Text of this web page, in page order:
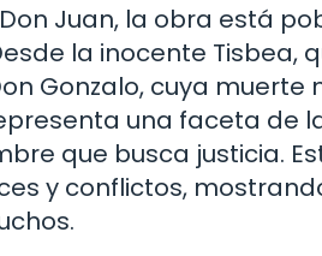
Juan, la obra está
la inocente
Gonzalo, cuya
una faceta de
que busca justicia.
y conflictos,